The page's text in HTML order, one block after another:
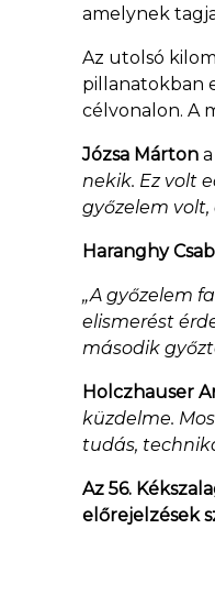
amelynek
Az utolsó
pillanatokban
célvonalon. A
Józsa Márton
nekik. Ez volt
győzelem
Haranghy
„A győzelem
elismerést
második
Holczhauser
küzdelme.
tudás,
Az 56.
előrejelzések